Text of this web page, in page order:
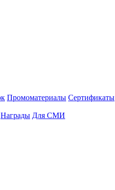
Промоматериалы Сертификаты
Награды Для СМИ